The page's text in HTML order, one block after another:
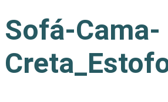
Sofá-Cama-